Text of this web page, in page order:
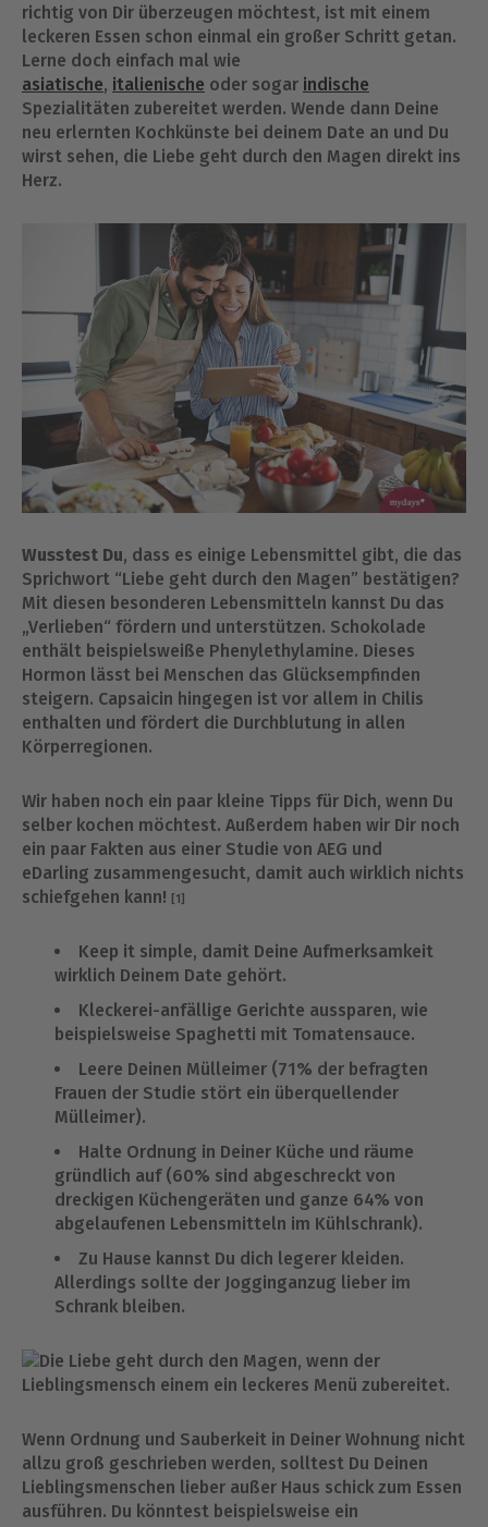
richtig von Dir überzeugen möchtest, ist mit einem
leckeren Essen schon einmal ein großer Schritt getan.
Lerne doch einfach mal wie
asiatische, italienische oder sogar indische
Spezialitäten zubereitet werden. Wende dann Deine
neu erlernten Kochkünste bei deinem Date an und Du
wirst sehen, die Liebe geht durch den Magen direkt ins
Herz.
Wusstest Du, dass es einige Lebensmittel gibt, die das
Sprichwort “Liebe geht durch den Magen” bestätigen?
Mit diesen besonderen Lebensmitteln kannst Du das
„Verlieben“ fördern und unterstützen. Schokolade
enthält beispielsweiße Phenylethylamine. Dieses
Hormon lässt bei Menschen das Glücksempfinden
steigern. Capsaicin hingegen ist vor allem in Chilis
enthalten und fördert die Durchblutung in allen
Körperregionen.
Wir haben noch ein paar kleine Tipps für Dich, wenn Du
selber kochen möchtest. Außerdem haben wir Dir noch
ein paar Fakten aus einer Studie von AEG und
eDarling zusammengesucht, damit auch wirklich nichts
schiefgehen kann! [1]
Keep it simple, damit Deine Aufmerksamkeit
wirklich Deinem Date gehört.
Kleckerei-anfällige Gerichte aussparen, wie
beispielsweise Spaghetti mit Tomatensauce.
Leere Deinen Mülleimer (71% der befragten
Frauen der Studie stört ein überquellender
Mülleimer).
Halte Ordnung in Deiner Küche und räume
gründlich auf (60% sind abgeschreckt von
dreckigen Küchengeräten und ganze 64% von
abgelaufenen Lebensmitteln im Kühlschrank).
Zu Hause kannst Du dich legerer kleiden.
Allerdings sollte der Jogginganzug lieber im
Schrank bleiben.
Wenn Ordnung und Sauberkeit in Deiner Wohnung nicht
allzu groß geschrieben werden, solltest Du Deinen
Lieblingsmenschen lieber außer Haus schick zum Essen
ausführen. Du könntest beispielsweise ein